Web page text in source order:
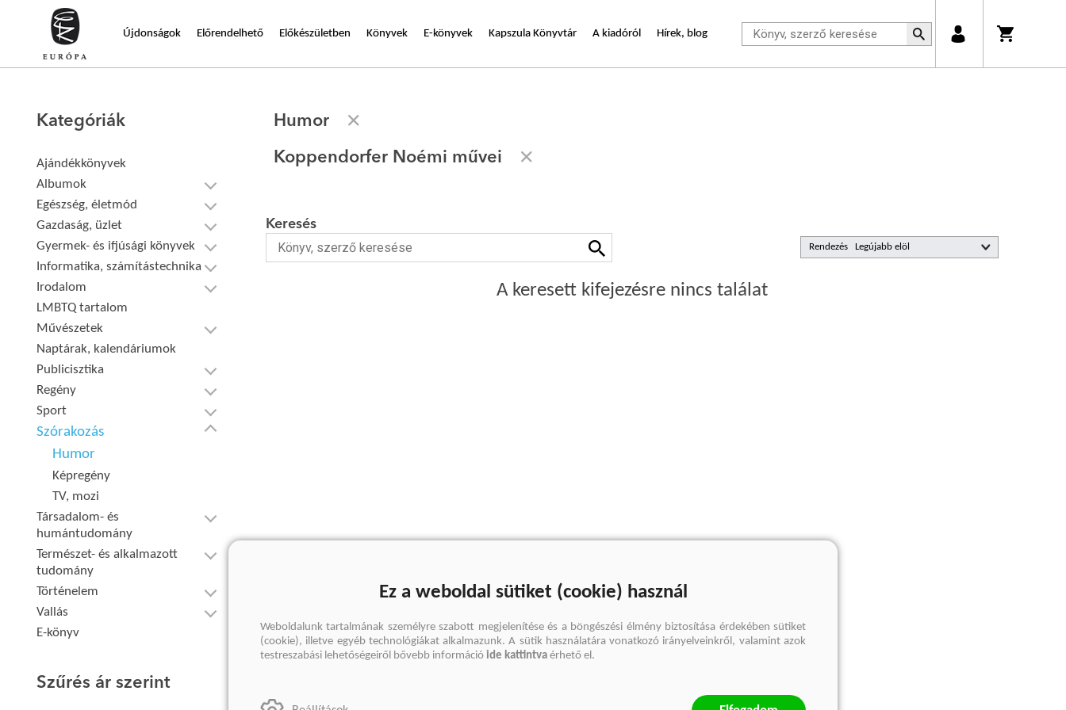
Újdonságok Előrendelhető Előkészületben Könyvek E-könyvek Kapszula Könyvtár A kiadóról Hírek, blog
Kategóriák
Ajándékkönyvek
Albumok
Egészség, életmód
Gazdaság, üzlet
Gyermek- és ifjúsági könyvek
Informatika, számítástechnika
Irodalom
LMBTQ tartalom
Művészetek
Naptárak, kalendáriumok
Publicisztika
Regény
Sport
Szórakozás
Humor
Képregény
TV, mozi
Társadalom- és
humántudomány
Természet- és alkalmazott
tudomány
Történelem
Vallás
E-könyv
Szűrés ár szerint
Humor
Koppendorfer Noémi művei
Rendezés
Keresés
A keresett kifejezésre nincs találat
Ez a weboldal sütiket (cookie) használ
Weboldalunk tartalmának személyre szabott megjelenítése és a böngészési élmény biztosítása érdekében sütiket
(cookie), illetve egyéb technológiákat alkalmazunk. A sütik használatára vonatkozó irányelveinkről, valamint azok
testreszabási lehetőségeiről bővebb információ ide kattintva érhető el.